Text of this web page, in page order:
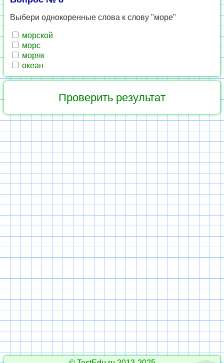
Выбери однокоренные слова к слову "море"
морской
морс
моряк
океан